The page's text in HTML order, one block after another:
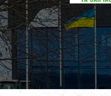
продаж
техніки
та